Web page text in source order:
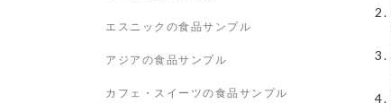
エスニックの食品サンプル
アジアの食品サンプル
カフェ・スイーツの食品サンプル